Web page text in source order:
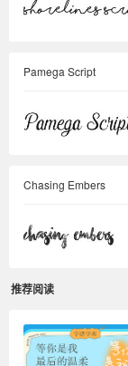
Pamega Script
Chasing Embers
推荐阅读